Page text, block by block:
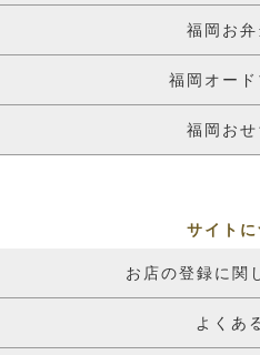
福岡お
福岡オー
福岡お
サイトに
お店の登録に関
よくあ